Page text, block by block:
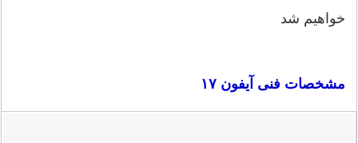
خواهیم شد
مشخصات فنی آیفون ۱۷